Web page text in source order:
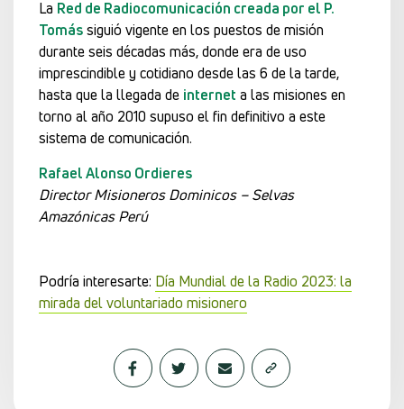
La Red de Radiocomunicación creada por el P.
Tomássiguió vigente en los puestos de misión
durante seis décadas más, donde era de uso
imprescindible y cotidiano desde las 6 de la tarde,
hasta que la llegada de internet a las misiones en
torno al año 2010 supuso el fin definitivo a este
sistema de comunicación.
Rafael Alonso Ordieres
Director Misioneros Dominicos – Selvas
Amazónicas Perú
Podría interesarte: Día Mundial de la Radio 2023: la
mirada del voluntariado misionero